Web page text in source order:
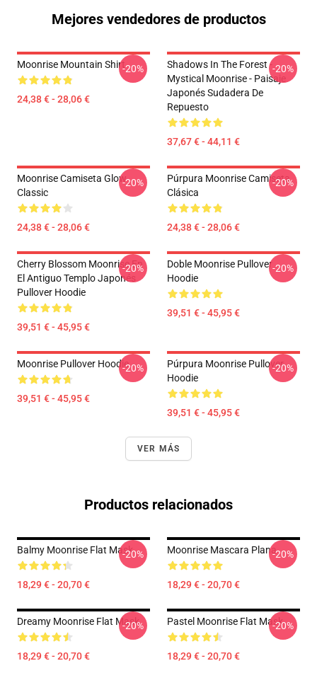
Mejores vendedores de productos
Moonrise Mountain Shirt
24,38 € - 28,06 €
-20%
Shadows In The Forest -
Mystical Moonrise - Paisaje
Japonés Sudadera De
Repuesto
37,67 € - 44,11 €
-20%
Moonrise Camiseta Glow
Classic
24,38 € - 28,06 €
-20%
Púrpura Moonrise Camiseta
Clásica
24,38 € - 28,06 €
-20%
Cherry Blossom Moonrise En
El Antiguo Templo Japonés
Pullover Hoodie
39,51 € - 45,95 €
-20%
Doble Moonrise Pullover
Hoodie
39,51 € - 45,95 €
-20%
Moonrise Pullover Hoodie
39,51 € - 45,95 €
-20%
Púrpura Moonrise Pullover
Hoodie
39,51 € - 45,95 €
-20%
VER MÁS
Productos relacionados
Balmy Moonrise Flat Mask
18,29 € - 20,70 €
-20% Moonrise Mascara Plana
18,29 € - 20,70 €
-20%
Dreamy Moonrise Flat Mask
18,29 € - 20,70 €
-20% Pastel Moonrise Flat Mask
18,29 € - 20,70 €
-20%